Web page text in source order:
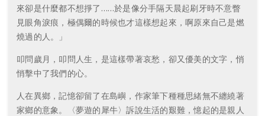
來卻是什麼都不想掙了……於是像分手隔天晨起刷牙時不意瞥
見眼角淚痕，極偶爾的時候也才這樣想起來，啊原來自己是燃
燒過的人。」
叩問歲月，叩問人生，是這樣帶著哀愁，卻又優美的文字，悄
悄擊中了我們的心。
人在異鄉，記憶卻留了在島嶼，作家筆下種種思緒無不纏繞著
家鄉的意象。〈夢遊的犀牛〉訴說生活的艱難，憶起的是親人